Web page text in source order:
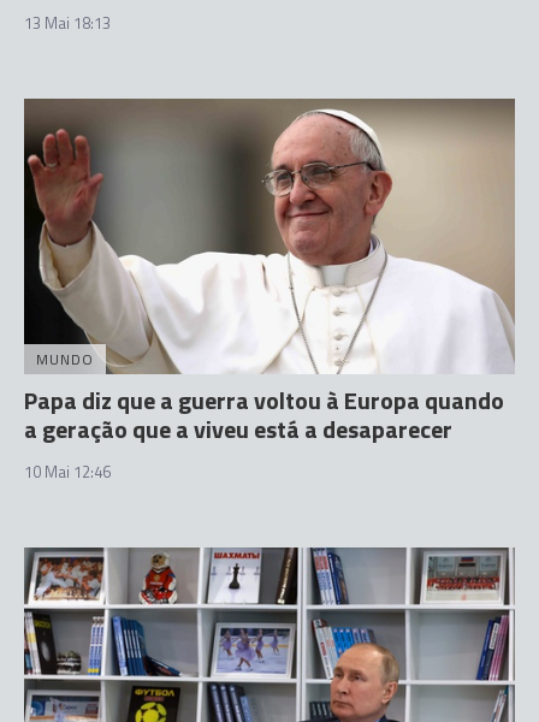
13 Mai 18:13
MUNDO
Papa diz que a guerra voltou à Europa quando
a geração que a viveu está a desaparecer
10 Mai 12:46